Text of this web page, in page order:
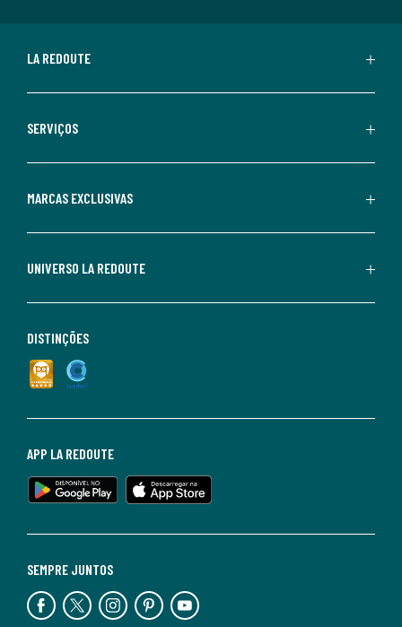
LA REDOUTE
SERVIÇOS
MARCAS EXCLUSIVAS
UNIVERSO LA REDOUTE
SEMPRE JUNTOS
APP LA REDOUTE
DISTINÇÕES